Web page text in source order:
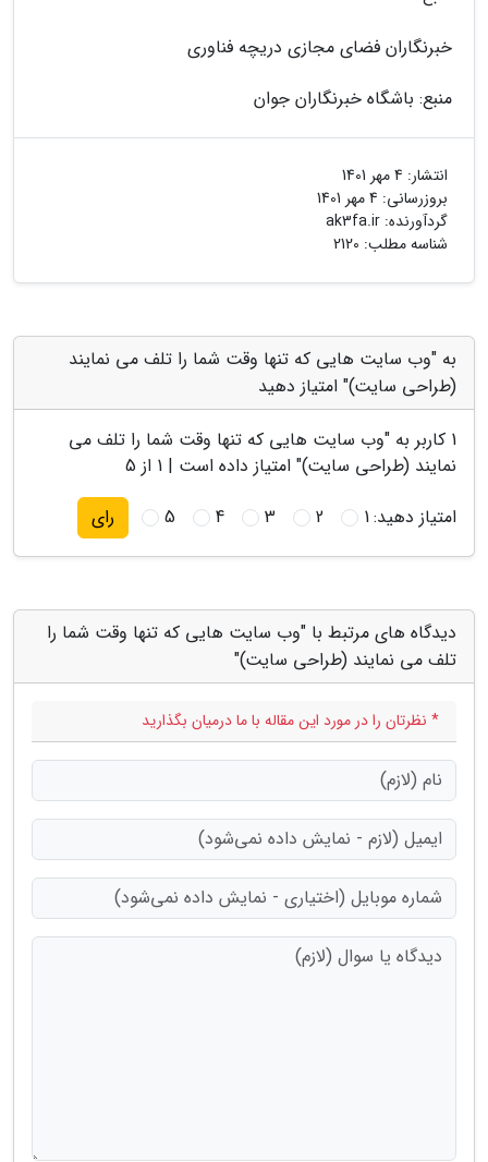
خبرنگاران فضای مجازی دریچه فناوری
منبع: باشگاه خبرنگاران جوان
انتشار: 4 مهر 1401
بروزرسانی: 4 مهر 1401
گردآورنده: ak3fa.ir
شناسه مطلب: 2120
به "وب سایت هایی که تنها وقت شما را تلف می نمایند
(طراحی سایت)" امتیاز دهید
1 کاربر به "وب سایت هایی که تنها وقت شما را تلف می
نمایند (طراحی سایت)" امتیاز داده است | 1 از 5
امتیاز دهید:1
2
3
4
5 رای
دیدگاه های مرتبط با "وب سایت هایی که تنها وقت شما را
تلف می نمایند (طراحی سایت)"
* نظرتان را در مورد این مقاله با ما درمیان بگذارید